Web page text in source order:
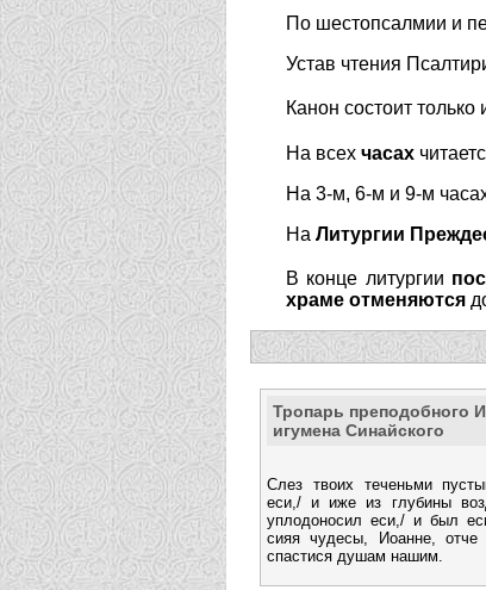
По шестопсалмии и
Устав чтения
Канон состоит только
На всех часах
На 3-м, 6-м и 9-м
На Литургии
В конце литургии
храме отменяются
Тропарь преподобного
игумена Синайского
Слез твоих теченьми
еси,/ и иже из глубины
уплодоносил еси,/ и был
сияя чудесы, Иоанне,
спастися душам нашим.